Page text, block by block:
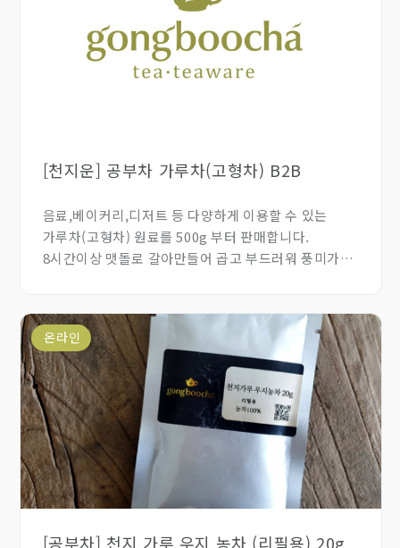
[천지운] 공부차 가루차(고형차) B2B
음료,베이커리,디저트 등 다양하게 이용할 수 있는
가루차(고형차) 원료를 500g 부터 판매합니다.
8시간이상 맷돌로 갈아만들어 곱고 부드러워 풍미가
온라인
[공부차] 천지 가루 우지 농차 (리필용) 20g